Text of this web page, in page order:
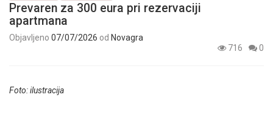
Prevaren za 300 eura pri rezervaciji
apartmana
Objavljeno 07/07/2026 od Novagra
716
0
Foto: ilustracija